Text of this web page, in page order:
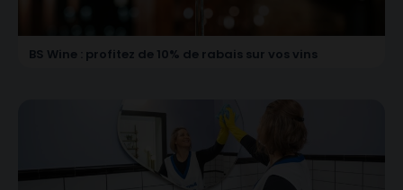
BS Wine : profitez de 10% de rabais sur vos vins